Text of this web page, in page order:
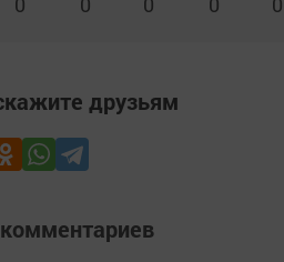
друзьям